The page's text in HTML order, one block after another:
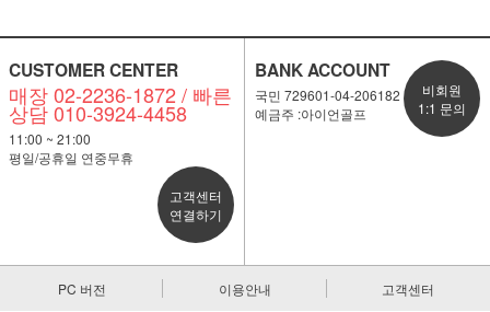
CUSTOMER CENTER
매장 02-2236-1872 / 빠른
상담 010-3924-4458
11:00 ~ 21:00
평일/공휴일 연중무휴
고객센터
연결하기
BANK ACCOUNT
국민 729601-04-206182
예금주 :아이언골프
비회원
1:1 문의
PC 버전 이용안내 고객센터